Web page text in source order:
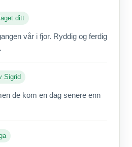
ditt
vår i fjor. Ryddig og ferdig
Sigrid
de kom en dag senere enn